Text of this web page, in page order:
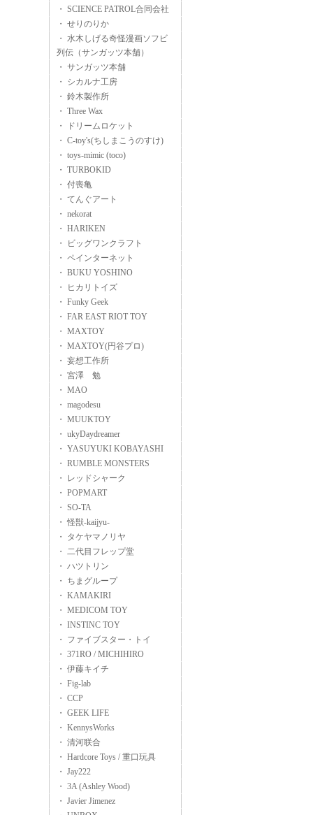
・ SCIENCE PATROL合同会社
・ せりのりか
・ 水木しげる奇怪漫画ソフビ
列伝（サンガッツ本舗）
・ サンガッツ本舗
・ シカルナ工房
・ 鈴木製作所
・ Three Wax
・ ドリームロケット
・ C-toy's(ちしまこうのすけ)
・ toys-mimic (toco)
・ TURBOKID
・ 付喪亀
・ てんぐアート
・ nekorat
・ HARIKEN
・ ビッグワンクラフト
・ ペインターネット
・ BUKU YOSHINO
・ ヒカリトイズ
・ Funky Geek
・ FAR EAST RIOT TOY
・ MAXTOY
・ MAXTOY(円谷プロ)
・ 妄想工作所
・ 宮澤 勉
・ MAO
・ magodesu
・ MUUKTOY
・ ukyDaydreamer
・ YASUYUKI KOBAYASHI
・ RUMBLE MONSTERS
・ レッドシャーク
・ POPMART
・ SO-TA
・ 怪獣-kaijyu-
・ タケヤマノリヤ
・ 二代目フレップ堂
・ ハツトリン
・ ちまグループ
・ KAMAKIRI
・ MEDICOM TOY
・ INSTINC TOY
・ ファイブスター・トイ
・ 371RO / MICHIHIRO
・ 伊藤キイチ
・ Fig-lab
・ CCP
・ GEEK LIFE
・ KennysWorks
・ 清河联合
・ Hardcore Toys / 重口玩具
・ Jay222
・ 3A (Ashley Wood)
・ Javier Jimenez